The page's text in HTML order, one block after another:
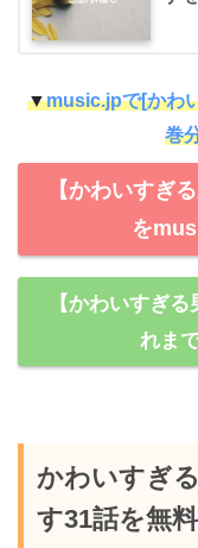
▼music.jpで[かわ
巻
【かわいすぎ
を
【かわいすぎ
れま
かわいすぎ
す31話を無